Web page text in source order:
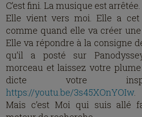
C’est fini. La musique est arrêtée.
Elle vient vers moi. Elle a
comme quand elle va créer
Elle va répondre à la consigne
qu’il a posté sur
morceau et laissez votre
dicte votre
https://youtu.be/3s45XOnYOIw.
Mais c’est Moi qui suis allé